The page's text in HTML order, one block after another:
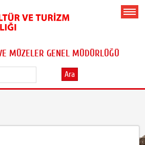
MÜZELER GENEL MÜDÜRLÜĞÜ
Ara